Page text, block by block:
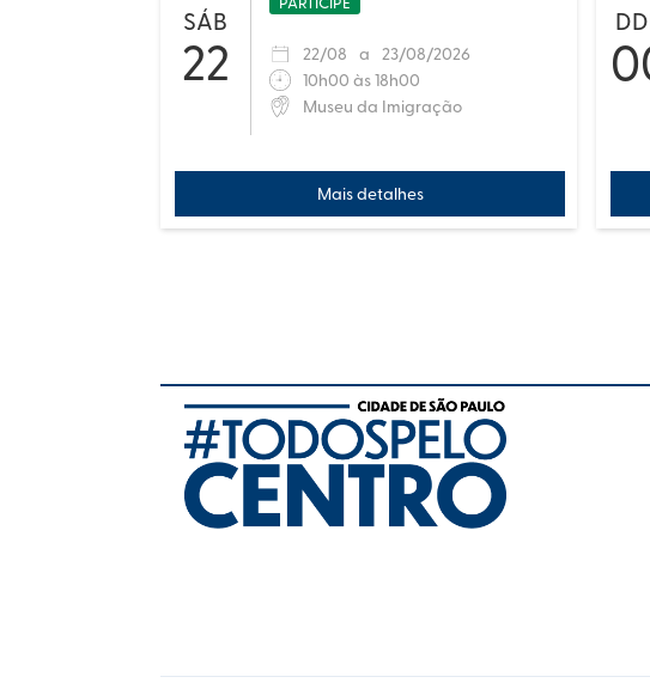
SÁB
22 22/08 a 23/08/2026
10h00 às 18h00
Museu da Imigração
Mais detalhes